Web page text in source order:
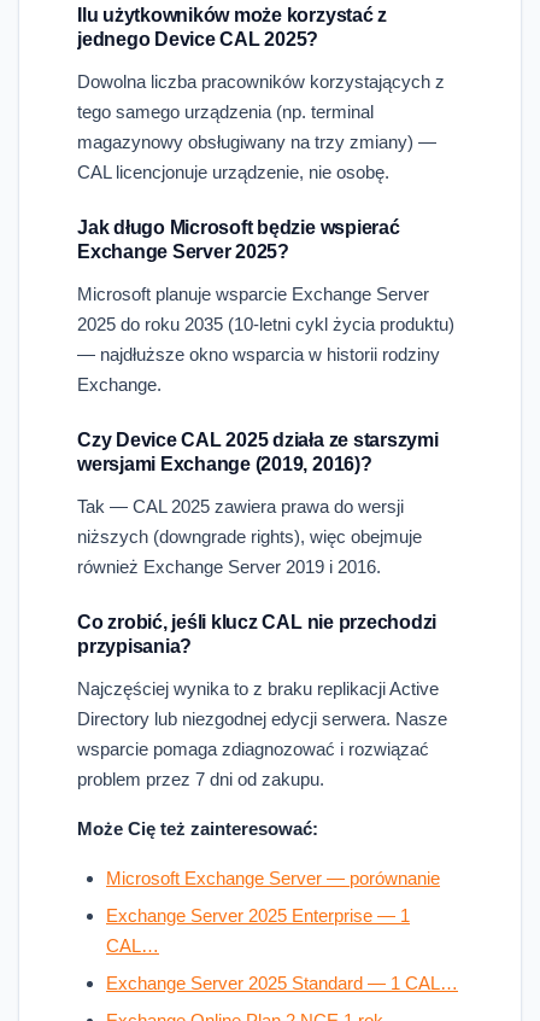
Ilu użytkowników może korzystać z
jednego Device CAL 2025?
Dowolna liczba pracowników korzystających z
tego samego urządzenia (np. terminal
magazynowy obsługiwany na trzy zmiany) —
CAL licencjonuje urządzenie, nie osobę.
Jak długo Microsoft będzie wspierać
Exchange Server 2025?
Microsoft planuje wsparcie Exchange Server
2025 do roku 2035 (10-letni cykl życia produktu)
— najdłuższe okno wsparcia w historii rodziny
Exchange.
Czy Device CAL 2025 działa ze starszymi
wersjami Exchange (2019, 2016)?
Tak — CAL 2025 zawiera prawa do wersji
niższych (downgrade rights), więc obejmuje
również Exchange Server 2019 i 2016.
Co zrobić, jeśli klucz CAL nie przechodzi
przypisania?
Najczęściej wynika to z braku replikacji Active
Directory lub niezgodnej edycji serwera. Nasze
wsparcie pomaga zdiagnozować i rozwiązać
problem przez 7 dni od zakupu.
Może Cię też zainteresować:
Microsoft Exchange Server — porównanie
Exchange Server 2025 Enterprise — 1
CAL…
Exchange Server 2025 Standard — 1 CAL…